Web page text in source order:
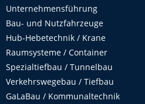
Unternehmensführung
Bau- und Nutzfahrzeuge
Hub-Hebetechnik / Krane
Raumsysteme / Container
Spezialtiefbau / Tunnelbau
Verkehrswegebau / Tiefbau
GaLaBau / Kommunaltechnik